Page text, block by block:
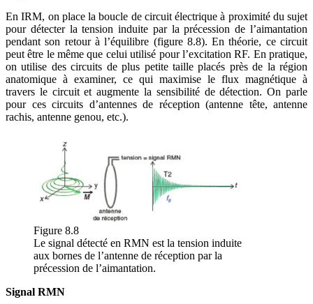
En IRM, on place la boucle de circuit électrique à proximité du sujet
pour détecter la tension induite par la précession de l’aimantation
pendant son retour à l’équilibre (figure 8.8). En théorie, ce circuit
peut être le même que celui utilisé pour l’excitation RF. En pratique,
on utilise des circuits de plus petite taille placés près de la région
anatomique à examiner, ce qui maximise le flux magnétique à
travers le circuit et augmente la sensibilité de détection. On parle
pour ces circuits d’antennes de réception (antenne tête, antenne
rachis, antenne genou, etc.).
Figure 8.8
Le signal détecté en RMN est la tension induite
aux bornes de l’antenne de réception par la
précession de l’aimantation.
Signal RMN